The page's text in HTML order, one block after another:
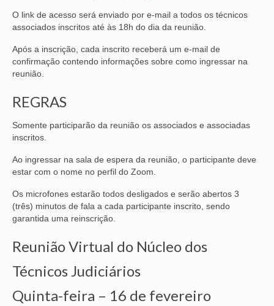
PRESIDENTE PRUDENTE
RIBEIRÃO PRETO
SÃO JOSÉ DO RIO PRETO
SOROCABA
BOLETIM
VÍDEOS
CONVÊNIOS
SINDICALIZE-SE
JURÍDICO
NÚCLEOS
O link de acesso será enviado por e-mail a todos os técnicos
associados inscritos até às 18h do dia da reunião.
Após a inscrição, cada inscrito receberá um e-mail de
confirmação contendo informações sobre como ingressar na
reunião.
REGRAS
Somente participarão da reunião os associados e associadas
inscritos.
Ao ingressar na sala de espera da reunião, o participante deve
estar com o nome no perfil do Zoom.
Os microfones estarão todos desligados e serão abertos 3
(três) minutos de fala a cada participante inscrito, sendo
garantida uma reinscrição.
Reunião Virtual do Núcleo dos
Técnicos Judiciários
Quinta-feira – 16 de fevereiro